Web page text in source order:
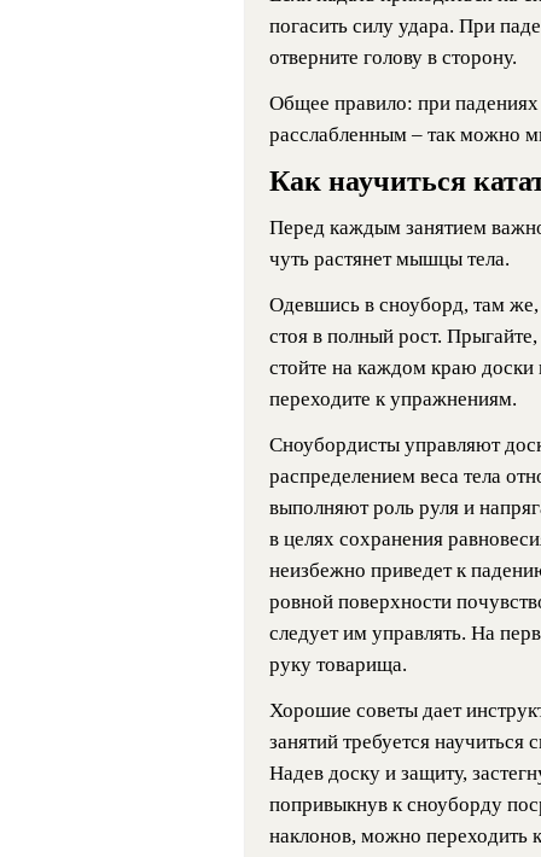
погасить силу удара. При
отверните голову в сторону.
Общее правило: при
расслабленным – так можно
Как научиться
Перед каждым занятием
чуть растянет мышцы тела.
Одевшись в сноуборд, там же,
стоя в полный рост.
стойте на каждом краю
переходите к упражнениям.
Сноубордисты управляют
распределением веса тела
выполняют роль руля и
в целях сохранения
неизбежно приведет к
ровной поверхности
следует им управлять. На
руку товарища.
Хорошие советы дает
занятий требуется научиться
Надев доску и защиту,
попривыкнув к сноуборду
наклонов, можно переходить